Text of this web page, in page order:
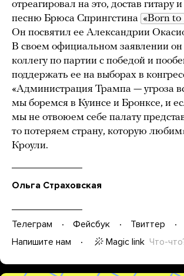
отреагировал на это, достав гитару
песню Брюса Спрингстина «Born to
Он посвятил ее Александрии
В своем официальном заявлении он
коллегу по партии с победой и
поддержать ее на выборах в
«Администрация Трампа — угроза
мы боремся в Куинсе и Бронксе, и
мы не отвоюем себе палату
то потеряем страну, которую
Кроули.
Ольга Страховская
Телеграм Фейсбук Твиттер
Напишите нам
Magic link Что-